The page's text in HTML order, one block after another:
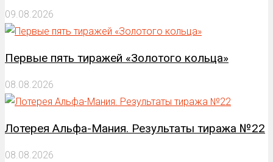
09.08.2026
Первые пять тиражей «Золотого кольца»
08.08.2026
Лотерея Альфа-Мания. Результаты тиража №22
08.08.2026